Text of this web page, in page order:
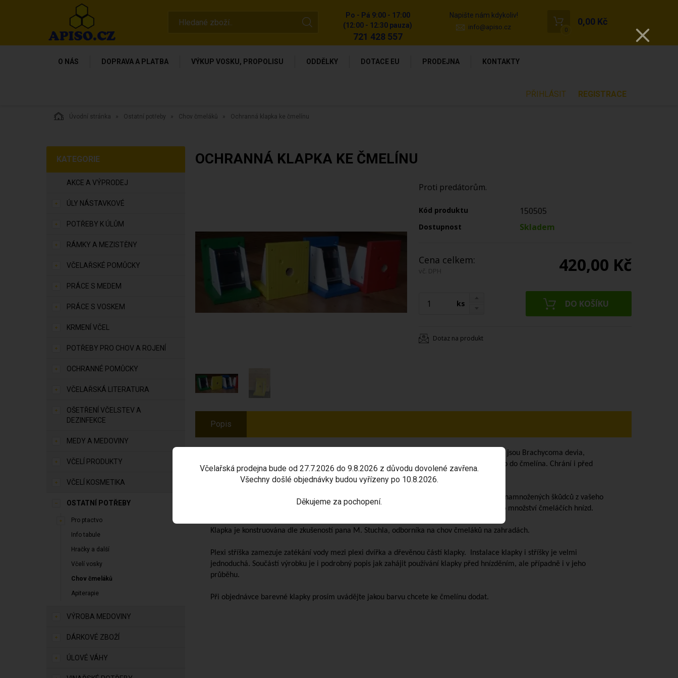
Po - Pá 9:00 - 17:00
(12:00 - 12:30 pauza)
721 428 557
Napište nám kdykoliv!
info@apiso.cz 0
0,00 Kč
O NÁS DOPRAVA A PLATBA VÝKUP VOSKU, PROPOLISU ODDĚLKY DOTACE EU PRODEJNA KONTAKTY
PŘIHLÁSIT REGISTRACE
Úvodní stránka Ostatní potřeby Chov čmeláků Ochranná klapka ke čmelínu
KATEGORIE
AKCE A VÝPRODEJ
ÚLY NÁSTAVKOVÉ
POTŘEBY K ÚLŮM
RÁMKY A MEZISTĚNY
VČELAŘSKÉ POMŮCKY
PRÁCE S MEDEM
PRÁCE S VOSKEM
KRMENÍ VČEL
POTŘEBY PRO CHOV A ROJENÍ
OCHRANNÉ POMŮCKY
VČELAŘSKÁ LITERATURA
OŠETŘENÍ VČELSTEV A
DEZINFEKCE
MEDY A MEDOVINY
VČELÍ PRODUKTY
VČELÍ KOSMETIKA
OSTATNÍ POTŘEBY
Pro ptactvo
Info tabule
Hračky a další
Včelí vosky
Chov čmeláků
Apiterapie
VÝROBA MEDOVINY
DÁRKOVÉ ZBOŽÍ
ÚLOVÉ VÁHY
OCHRANNÁ KLAPKA KE ČMELÍNU
Proti predátorům.
Kód produktu 150505
Dostupnost Skladem
Cena celkem:
vč. DPH 420,00 Kč
ks
Dotaz na produkt
Popis
je účinnou ochranou čmeláčí rodiny před létajícími hmyzími škůdci jako jsou Brachycoma devia,
pestřenky, vosy. Podstatnou měrou zamezuje přístupu hlavního škůdce - zavíječe čmeláčího do čmelína. Chrání i před
pačmeláky. Velmi doporučujeme doplnit váš čmelín touto ochranou.
Chráníte tak nejen čmeláčí hnízdo ve vašem čmelíně, ale zamezujete i případnému šíření namnožených škůdců z vašeho
čmelínu bez klapky do okolí, kdy v takovém případě může dojít k rychlé destrukci značného množství čmeláčích hnízd.
Klapka je konstruována dle zkušeností pana M. Stuchla, odborníka na chov čmeláků na zahradách.
Plexi stříška zamezuje zatékání vody mezi plexi dvířka a dřevěnou částí klapky. Instalace klapky i stříšky je velmi
jednoduchá. Součástí výrobku je i podrobný popis jak zahájit používání klapky před hnízděním, ale případně i v jeho
průběhu.
Při objednávce barevné klapky prosím uvádějte jakou barvu chcete ke čmelínu dodat.
Včelařská prodejna bude od 27.7.2026 do 9.8.2026 z důvodu dovolené zavřena.
Všechny došlé objednávky budou vyřízeny po 10.8.2026.
Děkujeme za pochopení.